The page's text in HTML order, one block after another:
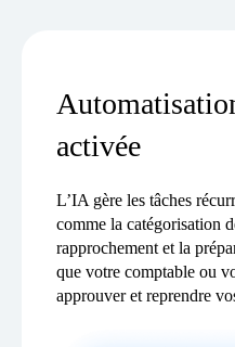
activée
L’IA gère les tâches
comme la catégorisation
rapprochement et la
que votre comptable ou
approuver et reprendre